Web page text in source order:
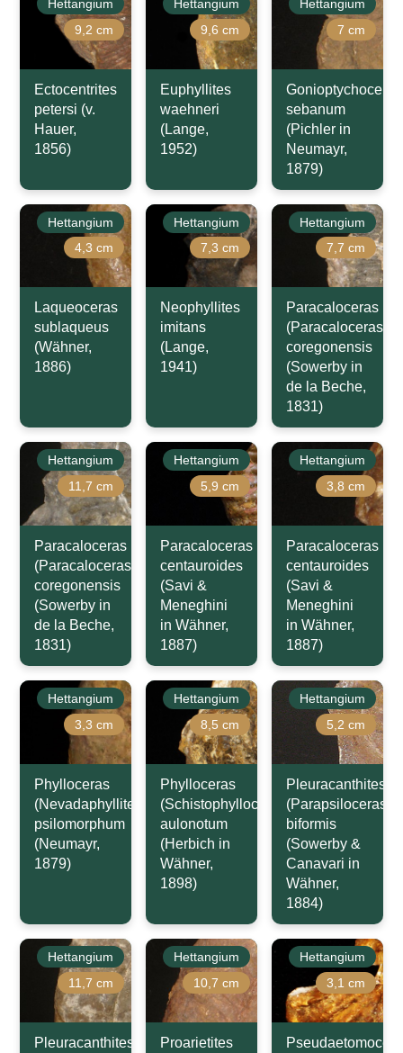
Hettangium
9,2 cm
Ectocentrites
petersi (v.
Hauer,
1856)
Hettangium
9,6 cm
Euphyllites
waehneri
(Lange,
1952)
Hettangium
7 cm
Gonioptychoceras
sebanum
(Pichler in
Neumayr,
1879)
Hettangium
4,3 cm
Laqueoceras
sublaqueus
(Wähner,
1886)
Hettangium
7,3 cm
Neophyllites
imitans
(Lange,
1941)
Hettangium
7,7 cm
Paracaloceras
(Paracaloceras)
coregonensis
(Sowerby in
de la Beche,
1831)
Hettangium
11,7 cm
Paracaloceras
(Paracaloceras)
coregonensis
(Sowerby in
de la Beche,
1831)
Hettangium
5,9 cm
Paracaloceras
centauroides
(Savi &
Meneghini
in Wähner,
1887)
Hettangium
3,8 cm
Paracaloceras
centauroides
(Savi &
Meneghini
in Wähner,
1887)
Hettangium
3,3 cm
Phylloceras
(Nevadaphyllites)
psilomorphum
(Neumayr,
1879)
Hettangium
8,5 cm
Phylloceras
(Schistophylloceras)
aulonotum
(Herbich in
Wähner,
1898)
Hettangium
5,2 cm
Pleuracanthites
(Parapsiloceras)
biformis
(Sowerby &
Canavari in
Wähner,
1884)
Hettangium
11,7 cm
Pleuracanthites
Hettangium
10,7 cm
Proarietites
Hettangium
3,1 cm